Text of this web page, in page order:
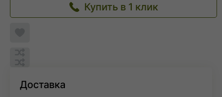
Купить в 1 клик
Обновляю
в
список
Доставка